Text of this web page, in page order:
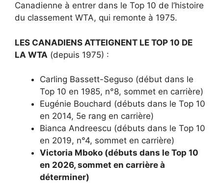
Canadienne à entrer dans le Top 10 de l’histoire
du classement WTA, qui remonte à 1975.
LES CANADIENS ATTEIGNENT LE TOP 10 DE
LA WTA (depuis 1975) :
Carling Bassett-Seguso (début dans le
Top 10 en 1985, n°8, sommet en carrière)
Eugénie Bouchard (débuts dans le Top 10
en 2014, 5e rang en carrière)
Bianca Andreescu (débuts dans le Top 10
en 2019, n°4, sommet en carrière)
Victoria Mboko (débuts dans le Top 10
en 2026, sommet en carrière à
déterminer)